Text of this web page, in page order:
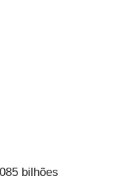
bilhões